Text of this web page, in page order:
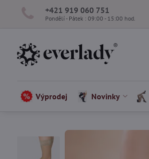
+421 919 060 751
Pondělí - Pátek : 09:00 - 15:00 hod.
Výprodej Novinky